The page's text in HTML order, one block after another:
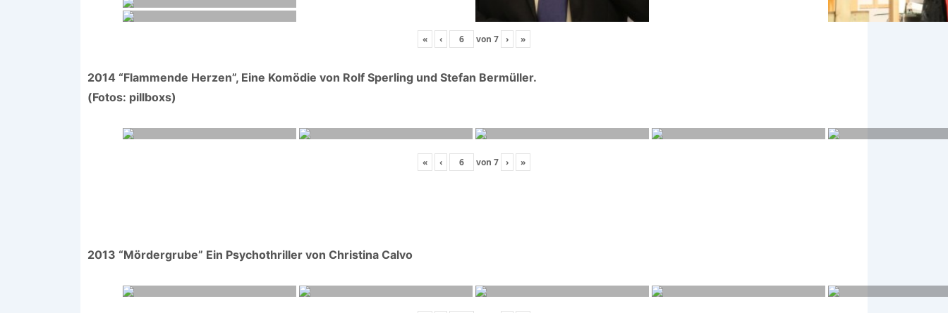
« ‹ von 7 › »
2014 “Flammende Herzen”, Eine Komödie von Rolf Sperling und Stefan Bermüller.
(Fotos: pillboxs)
« ‹ von 7 › »
2013 “Mördergrube” Ein Psychothriller von Christina Calvo